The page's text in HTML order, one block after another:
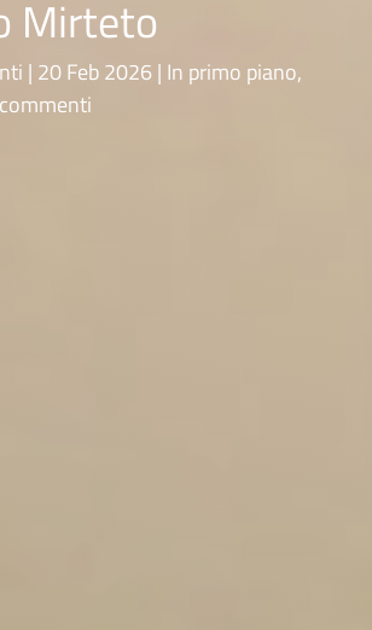
Mirteto
20 Feb 2026 In primo piano,